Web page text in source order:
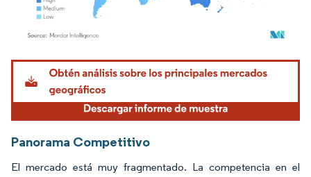
Imagen © Mordor Intelligence. El uso requiere atribución según CC BY 4.0.
Panorama Competitivo
El mercado está muy fragmentado. La competencia en el